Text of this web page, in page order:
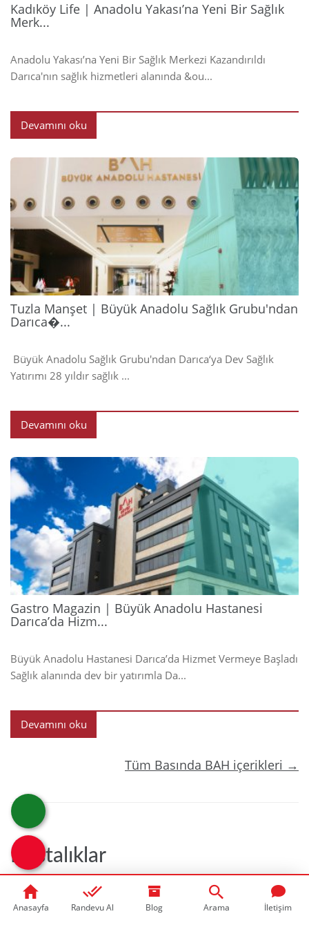
Kadıköy Life | Anadolu Yakası’na Yeni Bir Sağlık
Merk...
Anadolu Yakası’na Yeni Bir Sağlık Merkezi Kazandırıldı
Darıca'nın sağlık hizmetleri alanında &ou...
Devamını oku
2024
Tuzla Manşet | Büyük Anadolu Sağlık Grubu'ndan
Darıca�...
Büyük Anadolu Sağlık Grubu'ndan Darıca‘ya Dev Sağlık
Yatırımı 28 yıldır sağlık ...
Devamını oku
2024
Gastro Magazin | Büyük Anadolu Hastanesi
Darıca’da Hizm...
Büyük Anadolu Hastanesi Darıca’da Hizmet Vermeye Başladı
Sağlık alanında dev bir yatırımla Da...
Devamını oku
Tüm Basında BAH içerikleri →
Hastalıklar
Anasayfa Randevu Al Blog Arama İletişim